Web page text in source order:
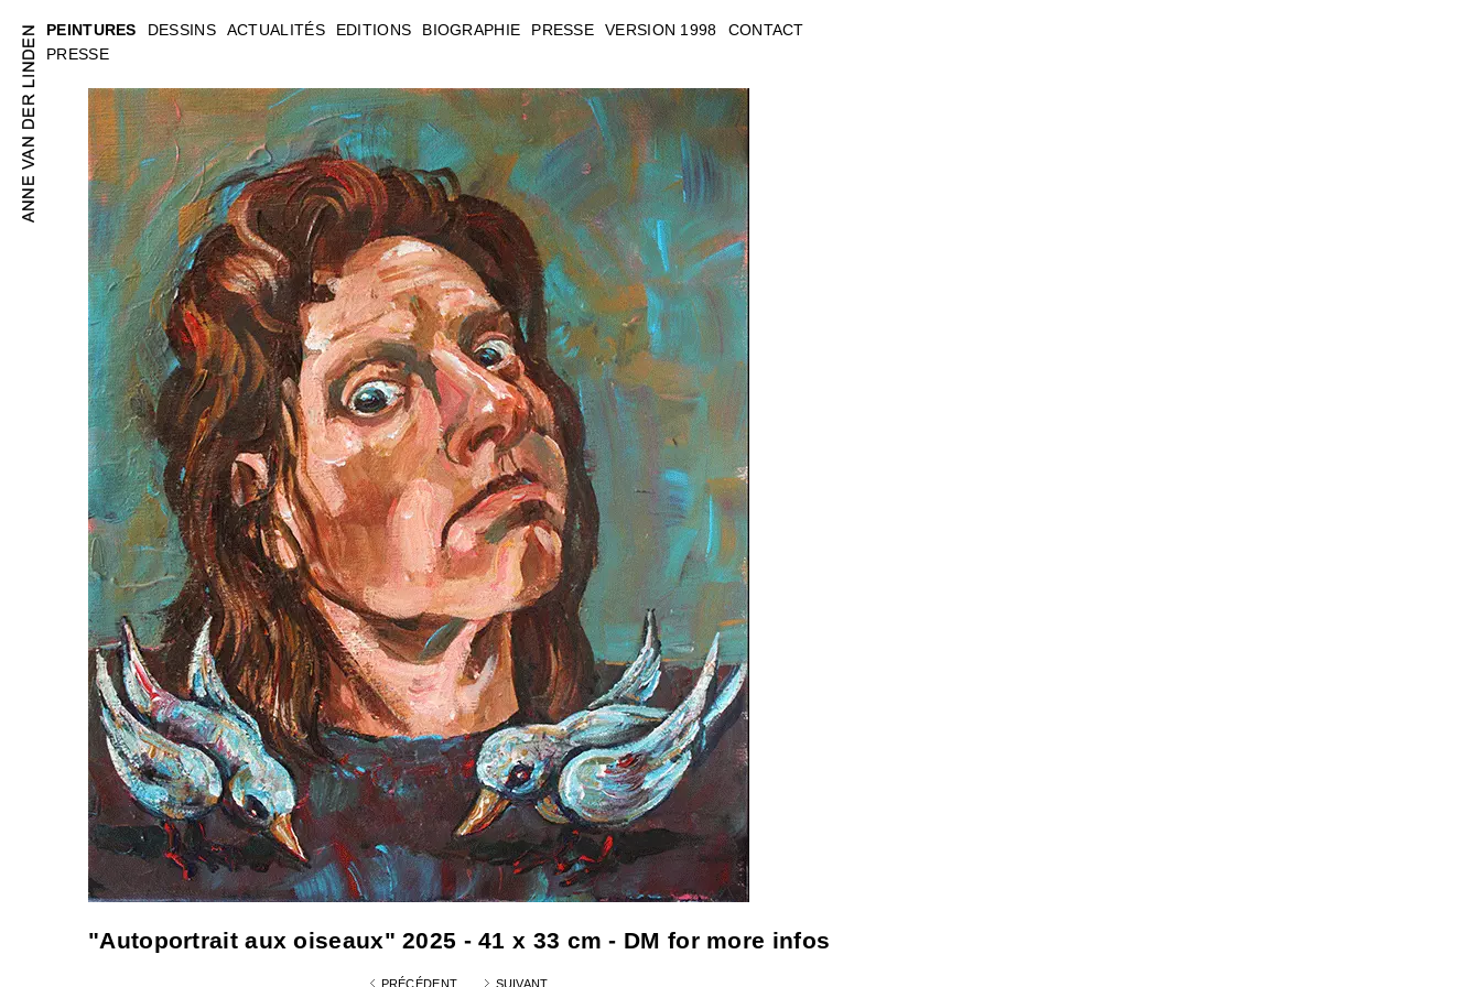
PEINTURES
PRESSE
DESSINS ACTUALITÉS EDITIONS BIOGRAPHIE PRESSE VERSION 1998 CONTACT
"Autoportrait aux oiseaux" 2025 - 41 x 33 cm - DM for more infos
PRÉCÉDENT SUIVANT